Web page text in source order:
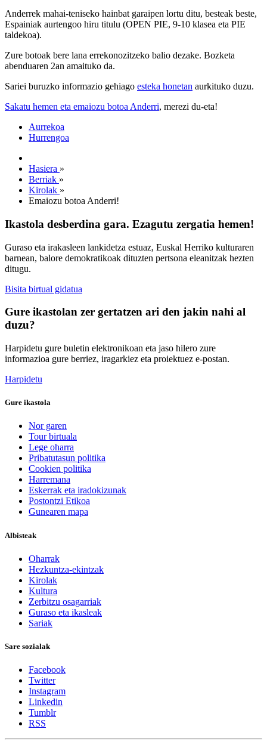
Anderrek mahai-teniseko hainbat garaipen lortu ditu, besteak beste,
Espainiak aurtengoo hiru titulu (OPEN PIE, 9-10 klasea eta PIE
taldekoa).
Zure botoak bere lana errekonozitzeko balio dezake. Bozketa
abenduaren 2an amaituko da.
Sariei buruzko informazio gehiago esteka honetan aurkituko duzu.
Sakatu hemen eta emaiozu botoa Anderri, merezi du-eta!
Aurrekoa
Hurrengoa
Hasiera »
Berriak »
Kirolak »
Emaiozu botoa Anderri!
Ikastola desberdina gara. Ezagutu zergatia hemen!
Guraso eta irakasleen lankidetza estuaz, Euskal Herriko kulturaren
barnean, balore demokratikoak dituzten pertsona eleanitzak hezten
ditugu.
Bisita birtual gidatua
Gure ikastolan zer gertatzen ari den jakin nahi al
duzu?
Harpidetu gure buletin elektronikoan eta jaso hilero zure
informazioa gure berriez, iragarkiez eta proiektuez e-postan.
Harpidetu
Gure ikastola
Nor garen
Tour birtuala
Lege oharra
Pribatutasun politika
Cookien politika
Harremana
Eskerrak eta iradokizunak
Postontzi Etikoa
Gunearen mapa
Albisteak
Oharrak
Hezkuntza-ekintzak
Kirolak
Kultura
Zerbitzu osagarriak
Guraso eta ikasleak
Sariak
Sare sozialak
Facebook
Twitter
Instagram
Linkedin
Tumblr
RSS